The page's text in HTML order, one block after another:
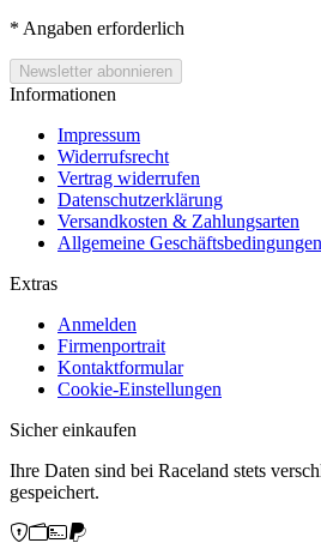
* Angaben erforderlich
Informationen
Impressum
Widerrufsrecht
Vertrag widerrufen
Datenschutzerklärung
Versandkosten & Zahlungsarten
Allgemeine Geschäftsbedingungen
Extras
Anmelden
Firmenportrait
Kontaktformular
Cookie-Einstellungen
Sicher einkaufen
Ihre Daten sind bei Raceland stets
gespeichert.